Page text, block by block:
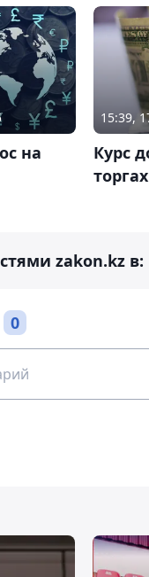
на
15:39,
Курс
zakon.kz в:
0